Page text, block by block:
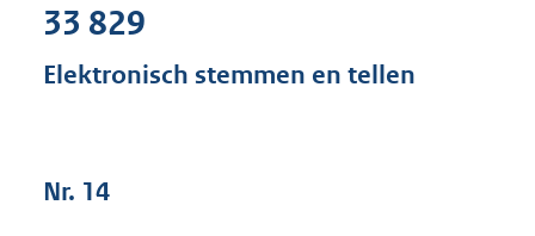
s
33 829
Elektronisch stemmen en tellen
Nr. 14